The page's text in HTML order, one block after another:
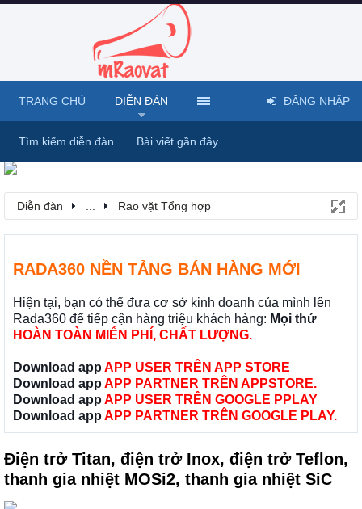
Diễn đàn Rao vặt Tổng hợp
RADA360 NỀN TẢNG BÁN HÀNG MỚI
Hiện tại, bạn có thể đưa cơ sở kinh doanh của mình lên
Rada360 để tiếp cận hàng triệu khách hàng: Mọi thứ
HOÀN TOÀN MIỄN PHÍ, CHẤT LƯỢNG.
Download app APP USER TRÊN APP STORE
Download app APP PARTNER TRÊN APPSTORE.
Download app APP USER TRÊN GOOGLE PPLAY
Download app APP PARTNER TRÊN GOOGLE PLAY.
Điện trở Titan, điện trở Inox, điện trở Teflon,
thanh gia nhiệt MOSi2, thanh gia nhiệt SiC
TRANG CHỦ DIỄN ĐÀN
Tìm kiếm diễn đàn Bài viết gần đây
ĐĂNG NHẬP